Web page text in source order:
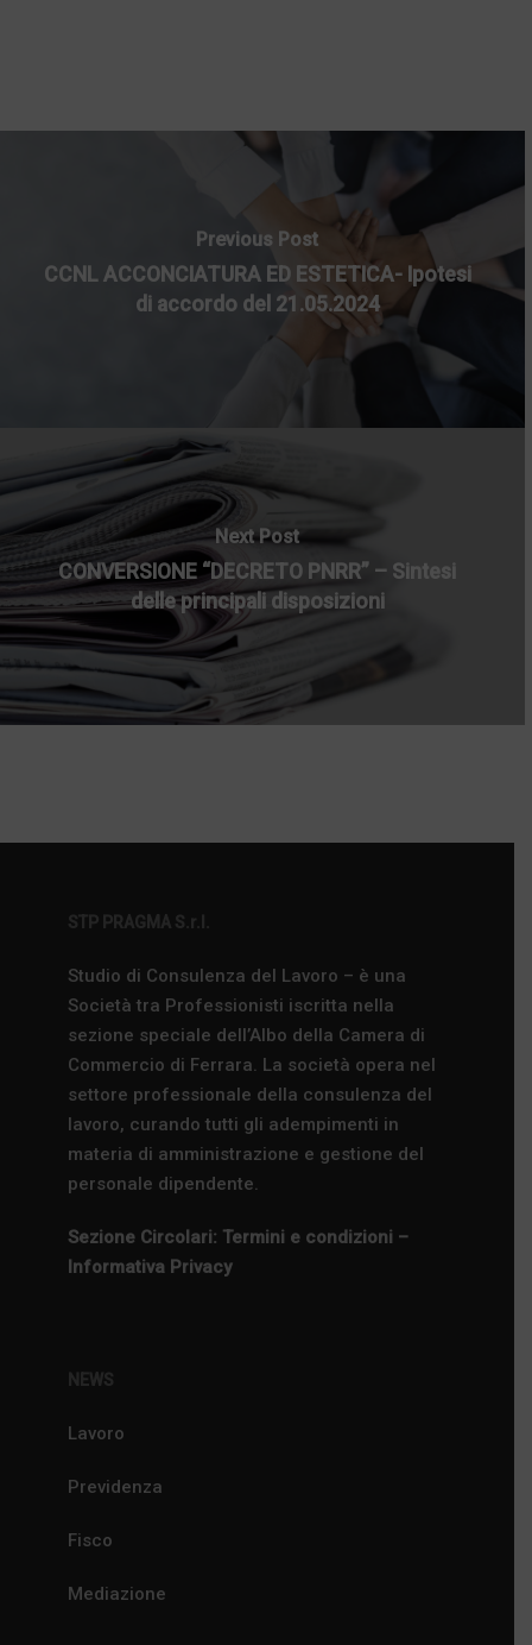
Previous Post
CCNL ACCONCIATURA ED ESTETICA- Ipotesi
di accordo del 21.05.2024
Next Post
CONVERSIONE “DECRETO PNRR” – Sintesi
delle principali disposizioni
STP PRAGMA S.r.l.
Studio di Consulenza del Lavoro – è una
Società tra Professionisti iscritta nella
sezione speciale dell’Albo della Camera di
Commercio di Ferrara. La società opera nel
settore professionale della consulenza del
lavoro, curando tutti gli adempimenti in
materia di amministrazione e gestione del
personale dipendente.
Sezione Circolari: Termini e condizioni –
Informativa Privacy
NEWS
Lavoro
Previdenza
Fisco
Mediazione